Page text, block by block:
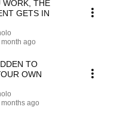
WORK, THE
GETS IN
month ago
TO
OWN
months ago